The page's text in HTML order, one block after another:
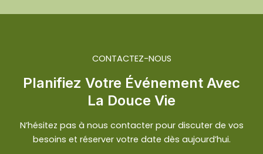
CONTACTEZ-NOUS
Planifiez Votre Événement Avec
La Douce Vie
N’hésitez pas à nous contacter pour discuter de vos
besoins et réserver votre date dès aujourd’hui.